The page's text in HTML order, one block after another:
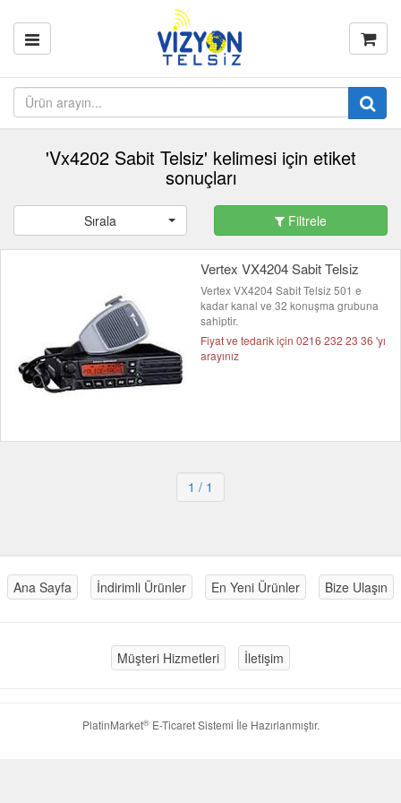
'Vx4202 Sabit Telsiz' kelimesi için etiket
sonuçları
Sırala Filtrele
Vertex VX4204 Sabit Telsiz
Vertex VX4204 Sabit Telsiz 501 e
kadar kanal ve 32 konuşma grubuna
sahiptir.
Fiyat ve tedarik için 0216 232 23 36 'yı
arayınız
1 / 1
Ana Sayfa İndirimli Ürünler En Yeni Ürünler Bize Ulaşın
Müşteri Hizmetleri İletişim
PlatinMarket®E-Ticaret Sistemi İle Hazırlanmıştır.